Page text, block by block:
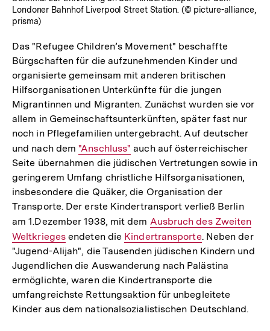
Londoner Bahnhof Liverpool Street Station. (© picture-alliance,
prisma)
Das "Refugee Children’s Movement" beschaffte
Bürgschaften für die aufzunehmenden Kinder und
organisierte gemeinsam mit anderen britischen
Hilfsorganisationen Unterkünfte für die jungen
Migrantinnen und Migranten. Zunächst wurden sie vor
allem in Gemeinschaftsunterkünften, später fast nur
noch in Pflegefamilien untergebracht. Auf deutscher
und nach demInterner
Link:
"Anschluss" auch auf österreichischer
Seite übernahmen die jüdischen Vertretungen sowie in
geringerem Umfang christliche Hilfsorganisationen,
insbesondere die Quäker, die Organisation der
Transporte. Der erste Kindertransport verließ Berlin
am 1.Dezember 1938, mit dem Interner
Link:
Ausbruch des Zweiten
Weltkrieges endeten die Interner
Link:
Kindertransporte. Neben der
"Jugend-Alijah", die Tausenden jüdischen Kindern und
Jugendlichen die Auswanderung nach Palästina
ermöglichte, waren die Kindertransporte die
umfangreichste Rettungsaktion für unbegleitete
Kinder aus dem nationalsozialistischen Deutschland.